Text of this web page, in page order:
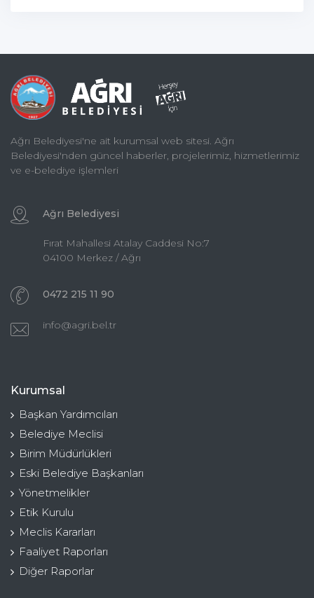
Ağrı Belediyesi'ne ait kurumsal web sitesi. Ağrı
Belediyesi'nden güncel haberler, projelerimiz, hizmetlerimiz
ve e-belediye işlemleri
Ağrı Belediyesi
Fırat Mahallesi Atalay Caddesi No:7
04100 Merkez / Ağrı
0472 215 11 90
info@agri.bel.tr
Kurumsal
Başkan Yardımcıları
Belediye Meclisi
Birim Müdürlükleri
Eski Belediye Başkanları
Yönetmelikler
Etik Kurulu
Meclis Kararları
Faaliyet Raporları
Diğer Raporlar